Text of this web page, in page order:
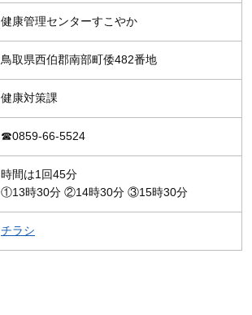
健康管理センターすこやか
鳥取県西伯郡南部町倭482番地
健康対策課
☎0859-66-5524
時間は1回45分
①13時30分 ②14時30分 ③15時30分
チラシ